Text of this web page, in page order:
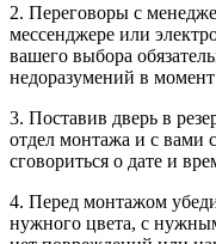
2. Переговоры с
мессенджере или
вашего выбора
недоразумений в
3. Поставив дверь в
отдел монтажа и с вами
сговориться о дате и
4. Перед монтажом
нужного цвета, с